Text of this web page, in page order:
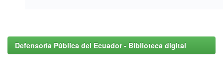
Defensoría Pública del Ecuador - Biblioteca digital